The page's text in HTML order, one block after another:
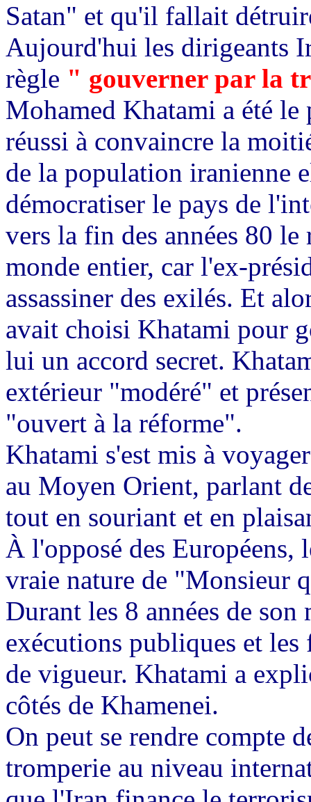
Satan" et qu'il fallait
Aujourd'hui les dirigeants
règle " gouverner par la
Mohamed Khatami a été
réussi à convaincre la
de la population iranienne
démocratiser le pays de
vers la fin des années 80
monde entier, car l'ex-
assassiner des exilés. Et
avait choisi Khatami pour
lui un accord secret.
extérieur "modéré" et
"ouvert à la réforme".
Khatami s'est mis à
au Moyen Orient, parlant
tout en souriant et en
À l'opposé des Européens,
vraie nature de "Monsieur
Durant les 8 années de
exécutions publiques et
de vigueur. Khatami a
côtés de Khamenei.
On peut se rendre compte
tromperie au niveau